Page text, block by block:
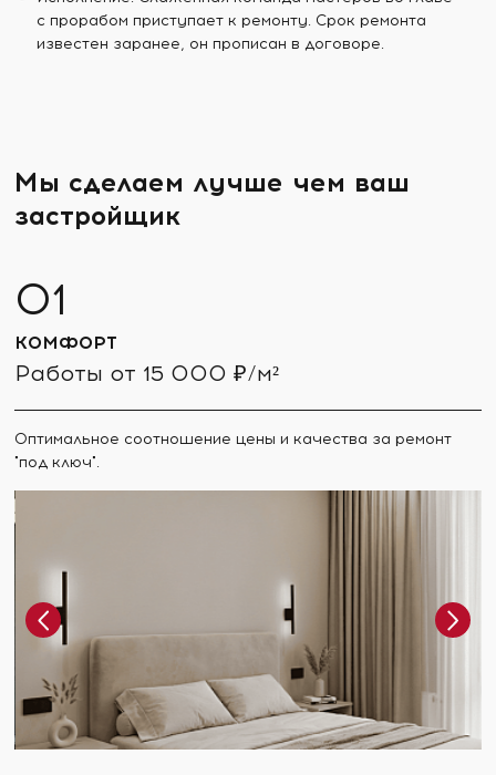
с прорабом приступает к ремонту. Срок ремонта
известен заранее, он прописан в договоре.
Мы сделаем лучше чем ваш
застройщик
КОМФОРТ
Работы от 15 000 ₽/м²
Оптимальное соотношение цены и качества за ремонт
"под ключ".